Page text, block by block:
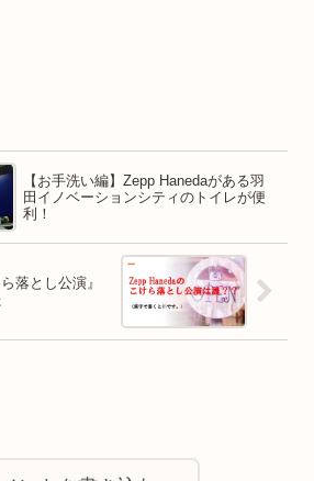
【お手洗い編】Zepp Hanedaがある羽
田イノベーションシティのトイレが便
利！
落とし公演』